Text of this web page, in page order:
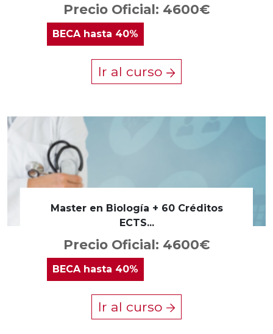
Precio Oficial: 4600€
BECAhasta 40%
Ir al curso
Master en Biología + 60 Créditos
ECTS...
Precio Oficial: 4600€
BECA hasta 40%
Ir al curso